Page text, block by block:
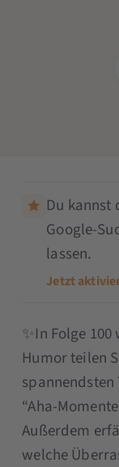
Du kannst
Google-
lassen.
Jetzt
✨In Folge
Humor teilen
“Aha-
Außerdem
welche